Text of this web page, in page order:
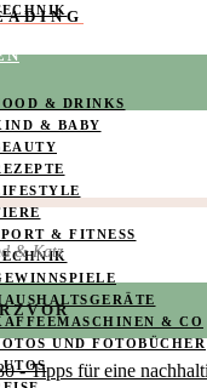
& DRINKS
& BABY
& FITNESS
& CO
UND FOTOBÜCHER
& Katz